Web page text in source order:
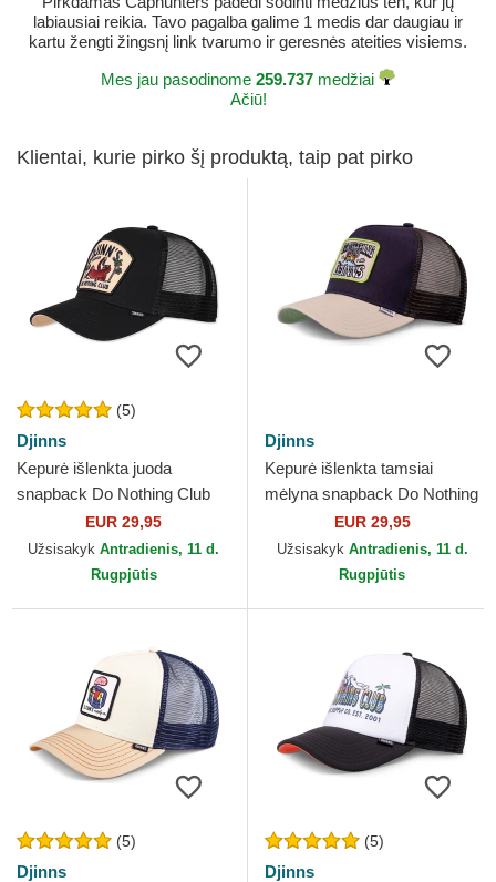
labiausiai reikia. Tavo pagalba galime 1 medis dar daugiau ir
kartu žengti žingsnį link tvarumo ir geresnės ateities visiems.
Mes jau pasodinome 259.737 medžiai
Ačiū!
Klientai, kurie pirko šį produktą, taip pat pirko
(5)
Djinns
Kepurė išlenkta juoda
snapback Do Nothing Club
HFT DNC Sloth Djinns
EUR 29,95
Užsisakyk Antradienis, 11 d.
Rugpjūtis
Djinns
Kepurė išlenkta tamsiai
mėlyna snapback Do Nothing
Club HFT DNC Sun Djinns
EUR 29,95
Užsisakyk Antradienis, 11 d.
Rugpjūtis
(5)
Djinns
(5)
Djinns